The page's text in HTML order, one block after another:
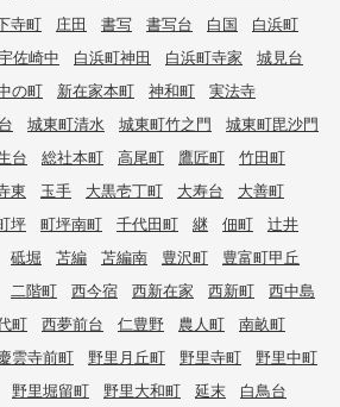
寺町 庄田 書写 書写台 白国
白浜町
佐崎中 白浜町神田 白浜町寺家
城見台
の町 新在家本町 神和町
実法寺
城東町清水 城東町竹之門
城東町毘沙門
台 総社本町 高尾町 鷹匠町
竹田町
東 玉手 大黒壱丁町 大寿台
大善町
坪 町坪南町 千代田町 継 佃町
辻井
砥堀 苫編 苫編南 豊沢町
豊富町甲丘
二階町 西今宿 西新在家 西新町
西中島
町 西夢前台 仁豊野 農人町
南畝町
雲寺前町 野里月丘町 野里寺町
野里中町
野里堀留町 野里大和町 延末
白鳥台